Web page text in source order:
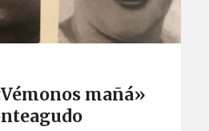
mañá»